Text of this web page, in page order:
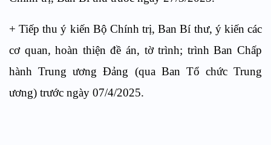
+ Tiếp thu ý kiến Bộ Chính trị, Ban Bí thư, ý kiến các
cơ quan, hoàn thiện đề án, tờ trình; trình Ban Chấp
hành Trung ương Đảng (qua Ban Tổ chức Trung
ương) trước ngày 07/4/2025.